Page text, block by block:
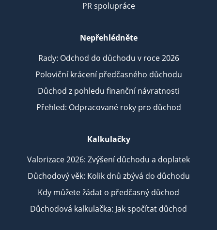
PR spolupráce
Nepřehlédněte
Rady: Odchod do důchodu v roce 2026
Poloviční krácení předčasného důchodu
Důchod z pohledu finanční návratnosti
Přehled: Odpracované roky pro důchod
Kalkulačky
Valorizace 2026: Zvýšení důchodu a doplatek
Důchodový věk: Kolik dnů zbývá do důchodu
Kdy můžete žádat o předčasný důchod
Důchodová kalkulačka: Jak spočítat důchod